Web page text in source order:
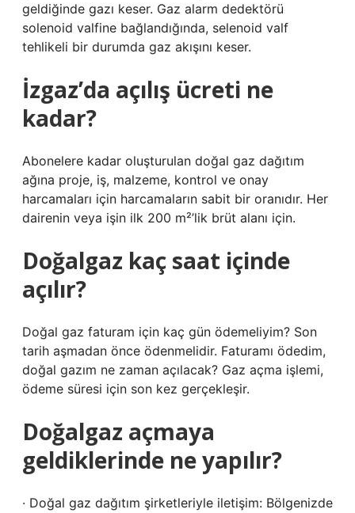
geldiğinde gazı keser. Gaz alarm dedektörü
solenoid valfine bağlandığında, selenoid valf
tehlikeli bir durumda gaz akışını keser.
İzgaz’da açılış ücreti ne
kadar?
Abonelere kadar oluşturulan doğal gaz dağıtım
ağına proje, iş, malzeme, kontrol ve onay
harcamaları için harcamaların sabit bir oranıdır. Her
dairenin veya işin ilk 200 m²’lik brüt alanı için.
Doğalgaz kaç saat içinde
açılır?
Doğal gaz faturam için kaç gün ödemeliyim? Son
tarih aşmadan önce ödenmelidir. Faturamı ödedim,
doğal gazım ne zaman açılacak? Gaz açma işlemi,
ödeme süresi için son kez gerçekleşir.
Doğalgaz açmaya
geldiklerinde ne yapılır?
· Doğal gaz dağıtım şirketleriyle iletişim: Bölgenizde